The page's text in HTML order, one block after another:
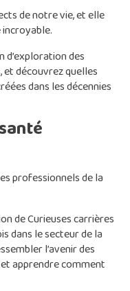
de notre vie, et elle
d’exploration des
découvrez quelles
dans les décennies
professionnels de la
de Curieuses carrières
dans le secteur de la
l’avenir des
apprendre comment